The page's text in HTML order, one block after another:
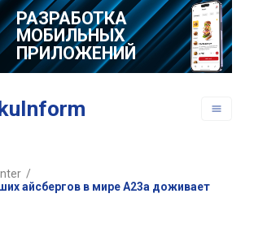
РАЗРАБОТКА
МОБИЛЬНЫХ
ПРИЛОЖЕНИЙ
/
айсбергов в мире A23a доживает